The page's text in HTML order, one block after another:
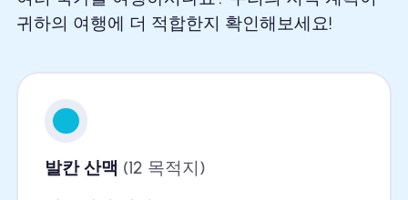
귀하의 여행에 더 적합한지 확인해보세요!
발칸 산맥 (12 목적지)